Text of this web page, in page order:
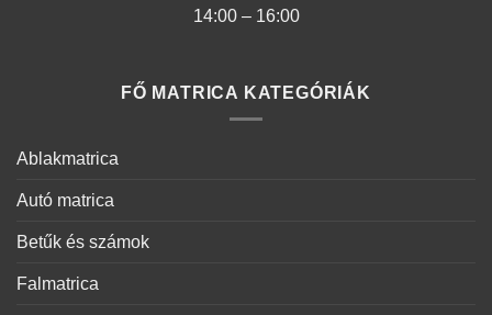
14:00 – 16:00
FŐ MATRICA KATEGÓRIÁK
Ablakmatrica
Autó matrica
Betűk és számok
Falmatrica